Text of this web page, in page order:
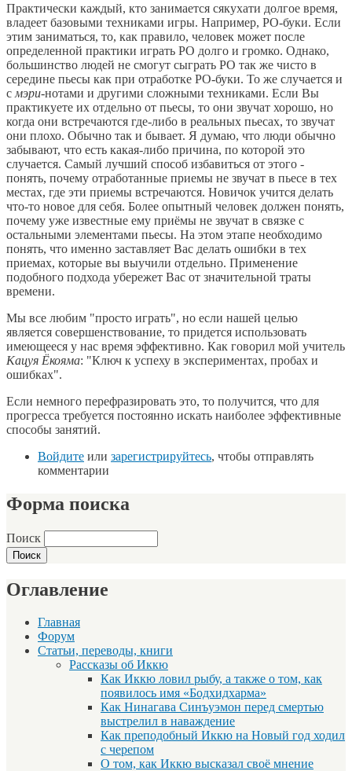
Практически каждый, кто занимается сякухати долгое время,
владеет базовыми техниками игры. Например, РО-буки. Если
этим заниматься, то, как правило, человек может после
определенной практики играть РO долго и громко. Однако,
большинство людей не смогут сыграть РO так же чисто в
середине пьесы как при отработке РO-буки. То же случается и
с мэри-нотами и другими сложными техниками. Если Вы
практикуете их отдельно от пьесы, то они звучат хорошо, но
когда они встречаются где-либо в реальных пьесах, то звучат
они плохо. Обычно так и бывает. Я думаю, что люди обычно
забывают, что есть какая-либо причина, по которой это
случается. Самый лучший способ избавиться от этого -
понять, почему отработанные приемы не звучат в пьесе в тех
местах, где эти приемы встречаются. Новичок учится делать
что-то новое для себя. Более опытный человек должен понять,
почему уже известные ему приёмы не звучат в связке с
остальными элементами пьесы. На этом этапе необходимо
понять, что именно заставляет Вас делать ошибки в тех
приемах, которые вы выучили отдельно. Применение
подобного подхода убережет Вас от значительной траты
времени.
Мы все любим "просто играть", но если нашей целью
является совершенствование, то придется использовать
имеющееся у нас время эффективно. Как говорил мой учитель
Кацуя Ёкояма: "Ключ к успеху в экспериментах, пробах и
ошибках".
Если немного перефразировать это, то получится, что для
прогресса требуется постоянно искать наиболее эффективные
способы занятий.
Войдите или зарегистрируйтесь, чтобы отправлять
комментарии
Форма поиска
Поиск
Оглавление
Главная
Форум
Статьи, переводы, книги
Рассказы об Иккю
Как Иккю ловил рыбу, а также о том, как
появилось имя «Бодхидхарма»
Как Нинагава Синъуэмон перед смертью
выстрелил в наваждение
Как преподобный Иккю на Новый год ходил
с черепом
О том, как Иккю высказал своё мнение